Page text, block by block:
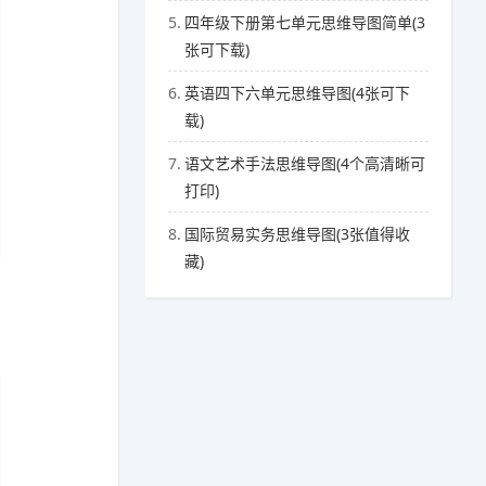
5. 四年级下册第七单元思维导图简单(3
张可下载)
6. 英语四下六单元思维导图(4张可下
载)
7. 语文艺术手法思维导图(4个高清晰可
打印)
8. 国际贸易实务思维导图(3张值得收
藏)